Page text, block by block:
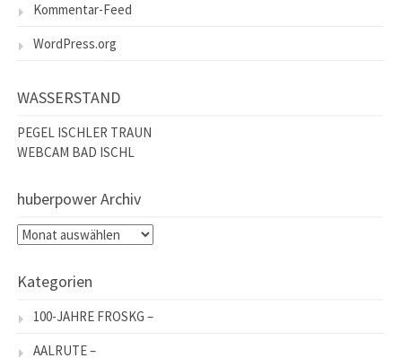
Kommentar-Feed
WordPress.org
WASSERSTAND
PEGEL ISCHLER TRAUN
WEBCAM BAD ISCHL
huberpower Archiv
huberpower
Kategorien
100-JAHRE FROSKG –
AALRUTE –